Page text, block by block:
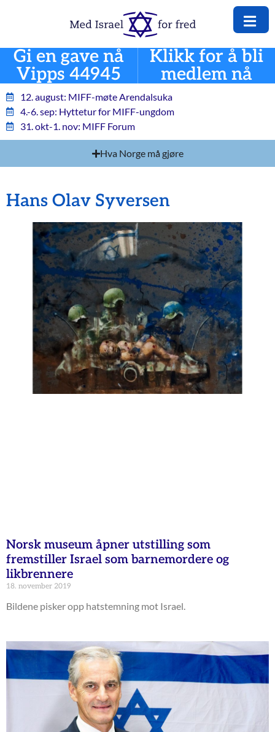
Gi en gave nå
Vipps 44945
Klikk for å bli
medlem nå
12. august: MIFF-møte Arendalsuka
4.-6. sep: Hyttetur for MIFF-ungdom
31. okt-1. nov: MIFF Forum
Hva Norge må gjøre
Hans Olav Syversen
Norsk museum åpner utstilling som
fremstiller Israel som barnemordere og
likbrennere
18. november 2019
Bildene pisker opp hatstemning mot Israel.